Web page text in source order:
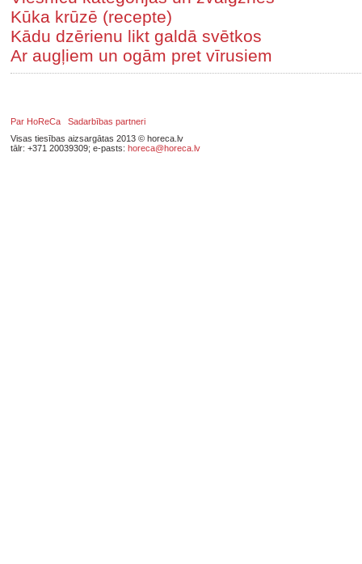
Kūka krūzē (recepte)
Kādu dzērienu likt galdā svētkos
Ar augļiem un ogām pret vīrusiem
Par HoReCa
Sadarbības partneri
Visas tiesības aizsargātas 2013 © horeca.lv
tālr: +371 20039309; e-pasts: horeca@horeca.lv